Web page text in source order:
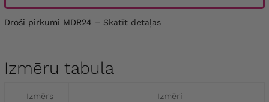
Droši pirkumi MDR24 – Skatīt detaļas
Izmēru tabula
Izmērs Izmēri